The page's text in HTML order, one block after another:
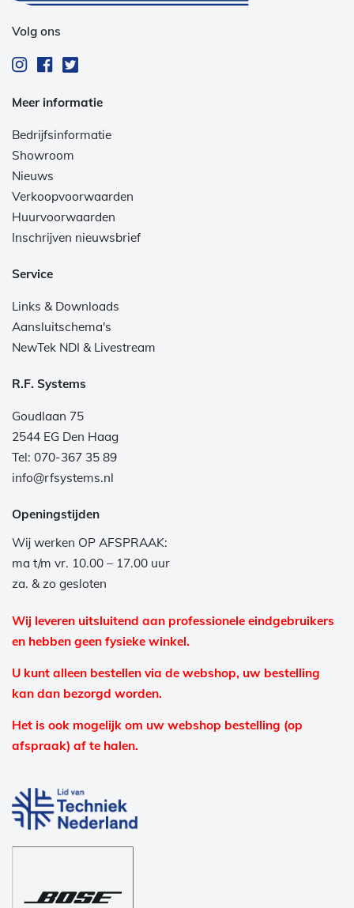
Volg ons
Meer informatie
Bedrijfsinformatie
Showroom
Nieuws
Verkoopvoorwaarden
Huurvoorwaarden
Inschrijven nieuwsbrief
Service
Links & Downloads
Aansluitschema's
NewTek NDI & Livestream
R.F. Systems
Goudlaan 75
2544 EG Den Haag
Tel: 070-367 35 89
info@rfsystems.nl
Openingstijden
Wij werken OP AFSPRAAK:
ma t/m vr. 10.00 – 17.00 uur
za. & zo gesloten
Wij leveren uitsluitend aan professionele eindgebruikers
en hebben geen fysieke winkel.
U kunt alleen bestellen via de webshop, uw bestelling
kan dan bezorgd worden.
Het is ook mogelijk om uw webshop bestelling (op
afspraak) af te halen.